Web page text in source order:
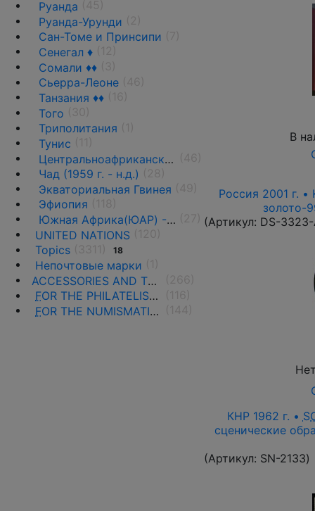
Руанда
Руанда-Урунди
Сан-Томе и Принсипи
Сенегал ♦
Сомали ♦♦
Сьерра-Леоне
Танзания ♦♦
Того
Триполитания
Тунис
Центральноафриканская Республика ♦♦
Чад (1959 г. - н.д.)
Экваториальная Гвинея
Эфиопия
Южная Африка(ЮАР) - 1961 г. -н.д.
UNITED NATIONS
Topics
18
Непочтовые марки
ACCESSORIES AND THE LITERATURE
FOR THE PHILATELISTS
FOR THE NUMISMATISTS
В
Россия 2001 г.
золото-
(Артикул: DS-
КНР 1962 г. •
сценические
(Артикул: SN-2133)